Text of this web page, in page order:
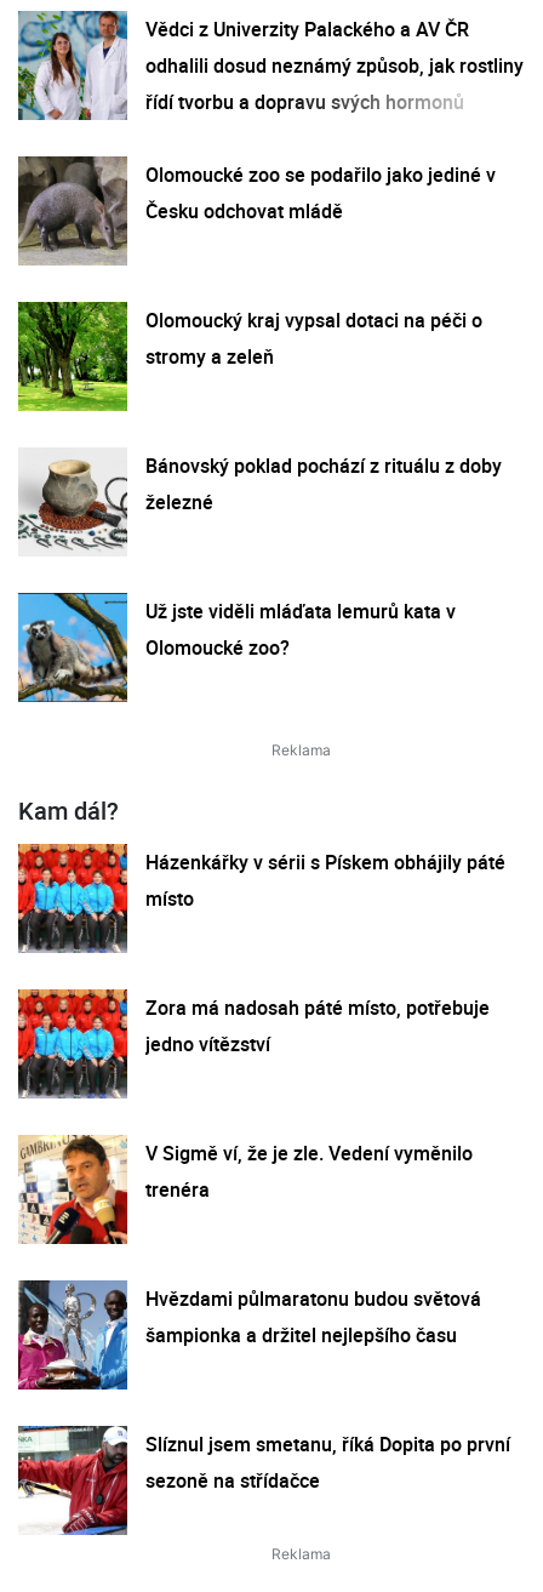
Vědci z Univerzity Palackého a AV ČR
odhalili dosud neznámý způsob, jak rostliny
řídí tvorbu a dopravu svých hormonů
Olomoucké zoo se podařilo jako jediné v
Česku odchovat mládě
Olomoucký kraj vypsal dotaci na péči o
stromy a zeleň
Bánovský poklad pochází z rituálu z doby
železné
Už jste viděli mláďata lemurů kata v
Olomoucké zoo?
Kam dál?
Házenkářky v sérii s Pískem obhájily páté
místo
Zora má nadosah páté místo, potřebuje
jedno vítězství
V Sigmě ví, že je zle. Vedení vyměnilo
trenéra
Hvězdami půlmaratonu budou světová
šampionka a držitel nejlepšího času
Slíznul jsem smetanu, říká Dopita po první
sezoně na střídačce